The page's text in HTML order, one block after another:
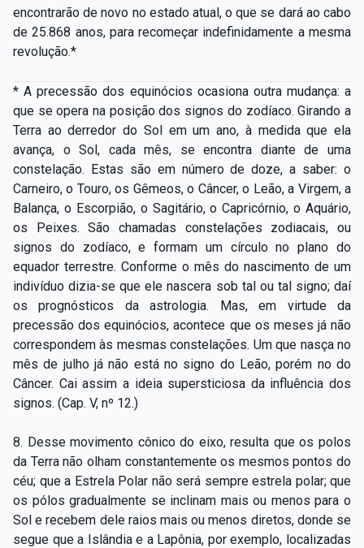
encontrarão de novo no estado atual, o que se dará ao cabo
de 25.868 anos, para recomeçar indefinidamente a mesma
revolução.*
* A precessão dos equinócios ocasiona outra mudança: a
que se opera na posição dos signos do zodíaco. Girando a
Terra ao derredor do Sol em um ano, à medida que ela
avança, o Sol, cada mês, se encontra diante de uma
constelação. Estas são em número de doze, a saber: o
Carneiro, o Touro, os Gêmeos, o Câncer, o Leão, a Virgem, a
Balança, o Escorpião, o Sagitário, o Capricórnio, o Aquário,
os Peixes. São chamadas constelações zodiacais, ou
signos do zodíaco, e formam um círculo no plano do
equador terrestre. Conforme o mês do nascimento de um
indivíduo dizia-­se que ele nascera sob tal ou tal signo; daí
os prognósticos da astrologia. Mas, em virtude da
precessão dos equinócios, acontece que os meses já não
correspondem às mesmas constelações. Um que nasça no
mês de julho já não está no signo do Leão, porém no do
Câncer. Cai assim a ideia supersticiosa da influência dos
signos. (Cap. V, nº 12.)
8. Desse movimento cônico do eixo, resulta que os polos
da Terra não olham constantemente os mesmos pontos do
céu; que a Estrela Polar não será sempre estrela polar; que
os pólos gradualmente se inclinam mais ou menos para o
Sol e recebem dele raios mais ou menos diretos, donde se
segue que a Islândia e a Lapônia, por exemplo, localizadas